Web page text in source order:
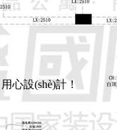
(shè)計！